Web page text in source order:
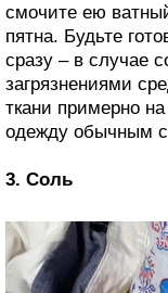
смочите ею
пятна. Будьте
сразу – в случае
загрязнениями
ткани примерно
одежду обычным
3. Соль